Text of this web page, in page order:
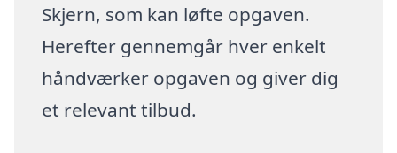
Skjern, som kan løfte opgaven.
Herefter gennemgår hver enkelt
håndværker opgaven og giver dig
et relevant tilbud.